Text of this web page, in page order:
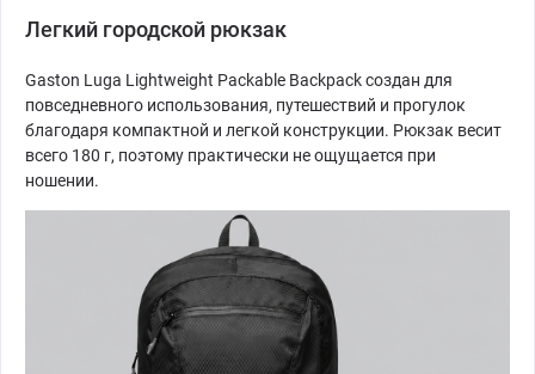
Легкий городской рюкзак
Gaston Luga Lightweight Packable Backpack создан для
повседневного использования, путешествий и прогулок
благодаря компактной и легкой конструкции. Рюкзак весит
всего 180 г, поэтому практически не ощущается при
ношении.